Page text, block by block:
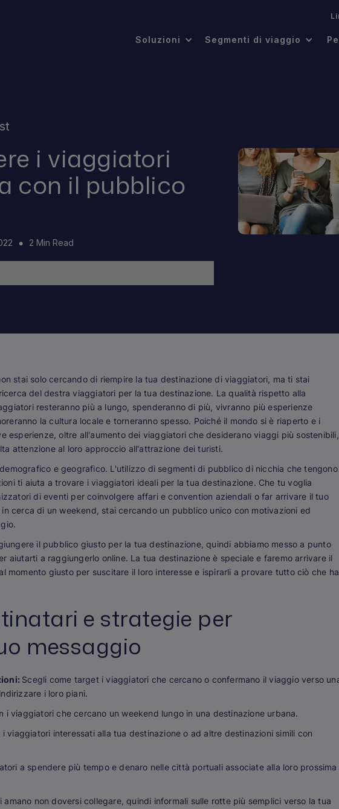
Soluzioni Segmenti di viaggio
i viaggiatori
con il pubblico
2 Min Read
stai solo cercando di riempire la tua destinazione di viaggiatori, ma ti stai
del destra viaggiatori per la tua destinazione. La qualità rispetto alla
resteranno più a lungo, spenderanno di più, vivranno più esperienze
la cultura locale e torneranno spesso. Poiché il mondo si è riaperto e i
esperienze, oltre all'aumento dei viaggiatori che desiderano viaggi più sostenibili,
attenzione al loro approccio all'attrazione dei turisti.
e geografico. L'utilizzo di segmenti di pubblico di nicchia che tengono
ti aiuta a trovare i viaggiatori ideali per la tua destinazione. Che tu voglia
di eventi per coinvolgere affari e convention aziendali o far arrivare il tuo
cerca di un weekend, stai cercando un pubblico unico con motivazioni ed
il pubblico giusto per la tua destinazione, quindi abbiamo messo a punto
aiutarti a raggiungerlo online. La tua destinazione è speciale e faremo arrivare il
momento giusto per suscitare il loro interesse e ispirarli a provare tutto ciò che
e strategie per
messaggio
Scegli come target i viaggiatori che cercano o confermano il viaggio verso
i loro piani.
i viaggiatori che cercano un weekend lungo in una destinazione urbana.
i viaggiatori interessati alla tua destinazione o ad altre destinazioni simili con
a spendere più tempo e denaro nelle città portuali associate alla loro prossima
amano non doversi collegare, quindi informali sulle rotte più semplici verso la tua